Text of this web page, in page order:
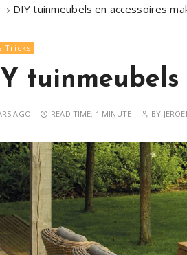
DIY tuinmeubels en accessoires
Tricks
tuinmeubels
AGO READ TIME: 1 MINUTE BY